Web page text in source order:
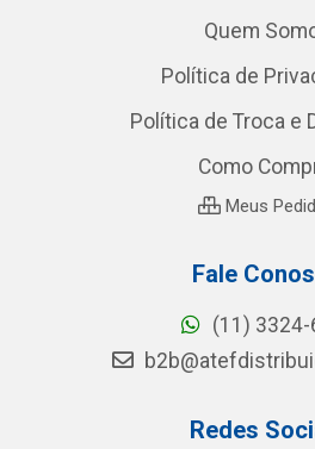
Quem
Política de
Política de Troca e
Como
Meus
Fale
(11) 3324-
Redes